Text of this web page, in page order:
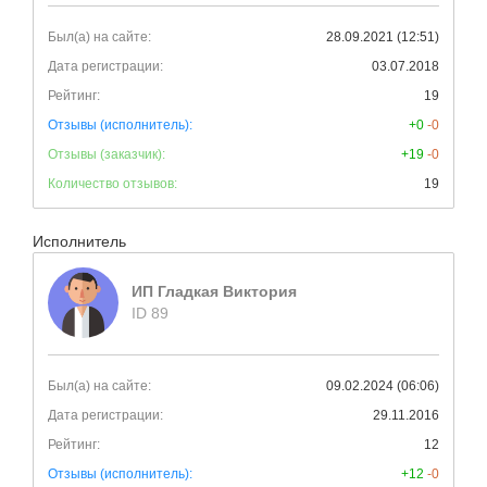
Был(а) на сайте:
28.09.2021 (12:51)
Дата регистрации:
03.07.2018
Рейтинг:
19
Отзывы (исполнитель):
+0 -0
Отзывы (заказчик):
+19 -0
Количество отзывов:
19
Исполнитель
ИП Гладкая Виктория
ID 89
Был(а) на сайте:
09.02.2024 (06:06)
Дата регистрации:
29.11.2016
Рейтинг:
12
Отзывы (исполнитель):
+12 -0